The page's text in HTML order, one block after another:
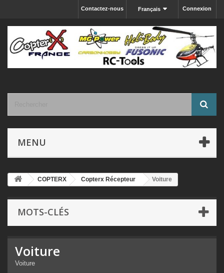
Connexion
Français
Contactez-nous
MENU
COPTERX Copterx Récepteur Voiture
MOTS-CLÉS
Voiture
Voiture